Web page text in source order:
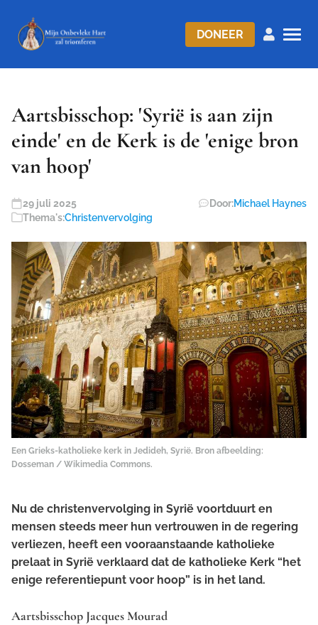
DONEER
Aartsbisschop: 'Syrië is aan zijn
einde' en de Kerk is de 'enige bron
van hoop'
29 juli 2025 Door:Michael Haynes
Thema's:Christenvervolging
Een Grieks-katholieke kerk in Jedideh, Syrië. Bron afbeelding:
Dosseman / Wikimedia Commons.
Nu de christenvervolging in Syrië voortduurt en
mensen steeds meer hun vertrouwen in de regering
verliezen, heeft een vooraanstaande katholieke
prelaat in Syrië verklaard dat de katholieke Kerk “het
enige referentiepunt voor hoop” is in het land.
Aartsbisschop Jacques Mourad